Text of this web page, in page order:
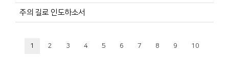
주의 길로 인도하소서
1 2 3 4 5 6 7 8 9 10